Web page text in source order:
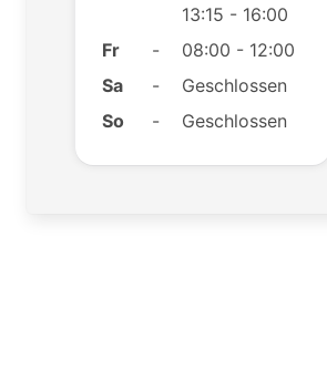
13:15 - 16:00
Fr
-
08:00 - 12:00
Sa
-
Geschlossen
So
- Geschlossen